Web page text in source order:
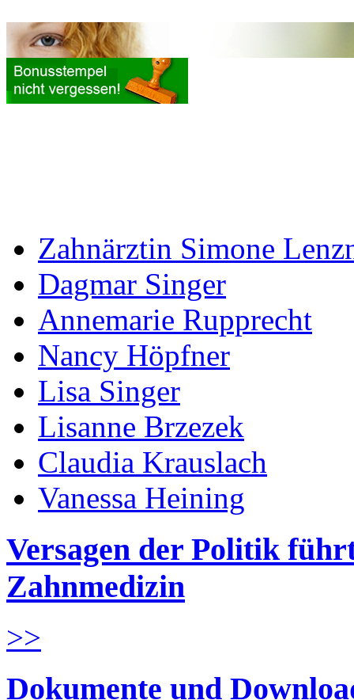
Zahnärztin Simone
Dagmar Singer
Annemarie Rupprecht
Nancy Höpfner
Lisa Singer
Lisanne Brzezek
Claudia Krauslach
Vanessa Heining
Versagen der Politik
Zahnmedizin
>>
Dokumente und